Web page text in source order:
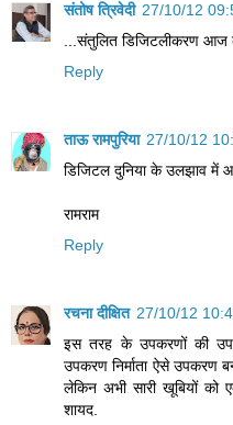
संतोष त्रिवेदी 27/10/12
...संतुलित डिजिटलीकरण आज
Reply
ताऊ रामपुरिया 27/10/12
डिजिटल दुनिया के उलझाव में
रामराम
Reply
रचना दीक्षित 27/10/12
इस तरह के उपकरणों की
उपकरण निर्माता ऐसे उपकरण
लेकिन अभी सारी खूबियों
शायद.